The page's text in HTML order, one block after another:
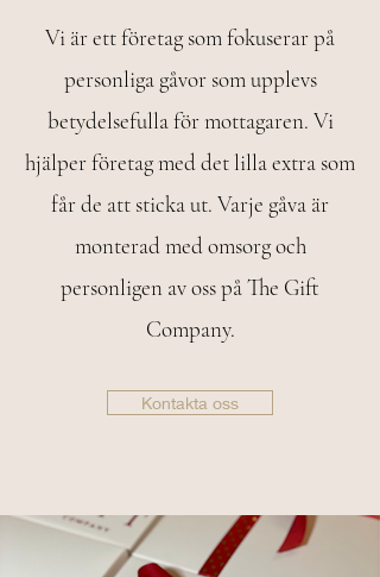
Vi är ett företag som fokuserar på
personliga gåvor som upplevs
betydelsefulla för mottagaren. Vi
hjälper företag med det lilla extra som
får de att sticka ut. Varje gåva är
monterad med omsorg och
personligen av oss på The Gift
Company.
Kontakta oss